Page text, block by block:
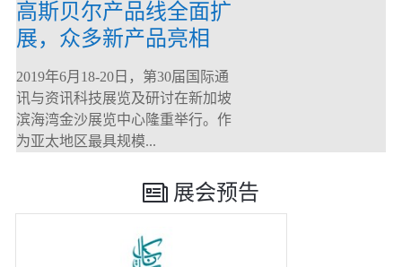
高斯贝尔产品线全面扩
展，众多新产品亮相
CommunicAsia 2019
2019年6月18-20日，第30届国际通
讯与资讯科技展览及研讨在新加坡
滨海湾金沙展览中心隆重举行。作
为亚太地区最具规模...
展会预告